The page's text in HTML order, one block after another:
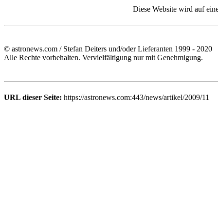
Diese Website wird auf
© astronews.com / Stefan Deiters und/oder Lieferanten 1999 - 2020
Alle Rechte vorbehalten. Vervielfältigung nur mit Genehmigung.
URL dieser Seite: https://astronews.com:443/news/artikel/2009/11